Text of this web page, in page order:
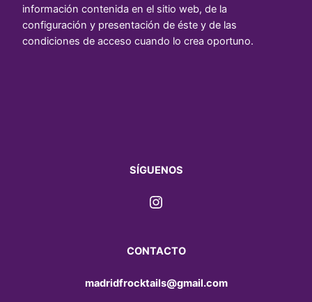
información contenida en el sitio web, de la
configuración y presentación de éste y de las
condiciones de acceso cuando lo crea oportuno.
SÍGUENOS
Instagram
CONTACTO
madridfrocktails@gmail.com